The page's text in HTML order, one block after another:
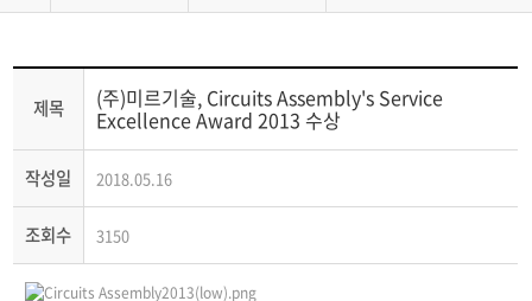
제목 (주)미르기술, Circuits Assembly's Service
Excellence Award 2013 수상
작성일 2018.05.16
조회수 3150